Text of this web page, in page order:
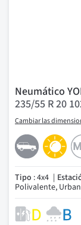
Neumático
235/55 R 20
Cambiar las
Tipo : 4x4
Polivalente,